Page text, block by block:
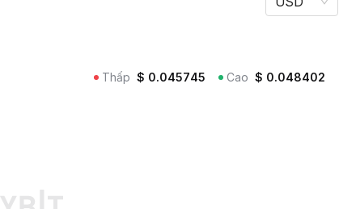
Thấp $ 0.045745 Cao $ 0.048402